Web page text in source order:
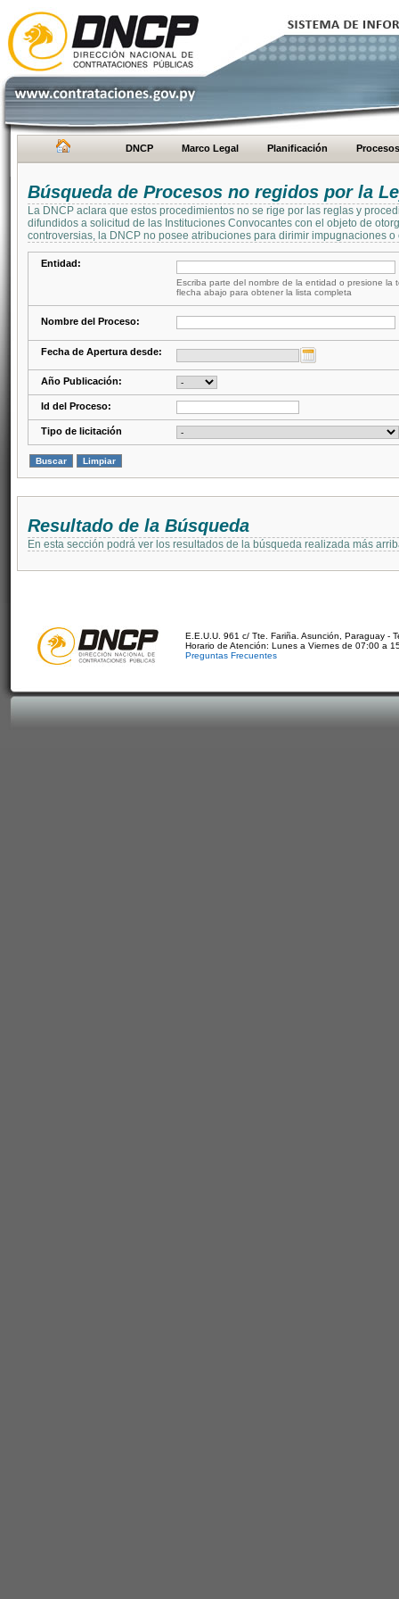
DNCP Marco Legal Planificación Procesos
Búsqueda de Procesos no regidos por la
La DNCP aclara que estos procedimientos no se rige por las reglas y
difundidos a solicitud de las Instituciones Convocantes con el objeto de
controversias, la DNCP no posee atribuciones para dirimir impugnaciones
Entidad:
Escriba parte del nombre de la entidad o presione la
flecha abajo para obtener la lista completa
Nombre del Proceso:
Fecha de Apertura desde:
Año Publicación:
Id del Proceso:
Tipo de licitación
Resultado de la Búsqueda
En esta sección podrá ver los resultados de la búsqueda realizada más
E.E.U.U. 961 c/ Tte. Fariña. Asunción, Paraguay -
Horario de Atención: Lunes a Viernes de 07:00 a
Preguntas Frecuentes